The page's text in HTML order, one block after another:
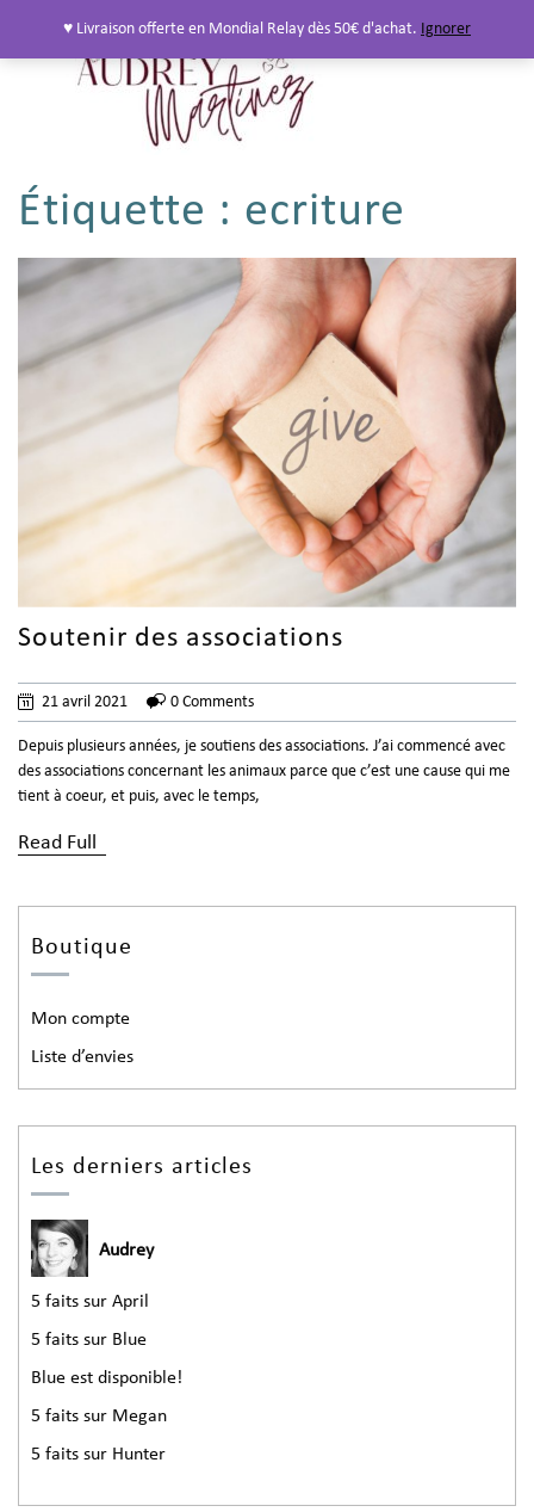
Étiquette : ecriture
Soutenir des associations
21 avril 2021 0 Comments
Depuis plusieurs années, je soutiens des associations. J’ai commencé avec
des associations concernant les animaux parce que c’est une cause qui me
tient à coeur, et puis, avec le temps,
Read Full
Boutique
Mon compte
Liste d’envies
Les derniers articles
Audrey
5 faits sur April
5 faits sur Blue
Blue est disponible!
5 faits sur Megan
5 faits sur Hunter
♥ Livraison offerte en Mondial Relay dès 50€ d'achat. Ignorer